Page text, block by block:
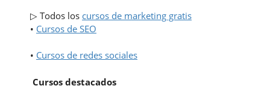
▷ Todos los cursos de marketing gratis
• Cursos de SEO
• Cursos de redes sociales
Cursos destacados